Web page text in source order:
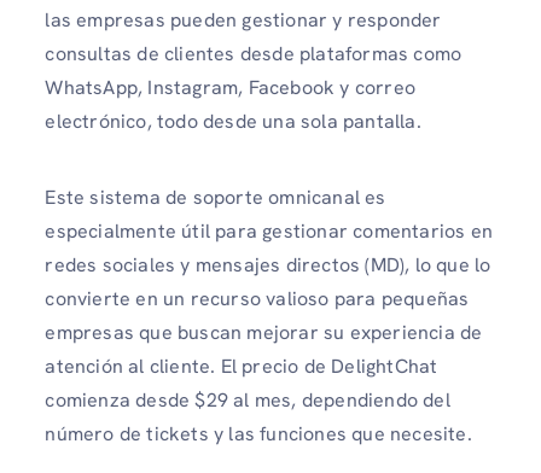
las empresas pueden gestionar y responder
consultas de clientes desde plataformas como
WhatsApp, Instagram, Facebook y correo
electrónico, todo desde una sola pantalla.
Este sistema de soporte omnicanal es
especialmente útil para gestionar comentarios en
redes sociales y mensajes directos (MD), lo que lo
convierte en un recurso valioso para pequeñas
empresas que buscan mejorar su experiencia de
atención al cliente. El precio de DelightChat
comienza desde $29 al mes, dependiendo del
número de tickets y las funciones que necesite.